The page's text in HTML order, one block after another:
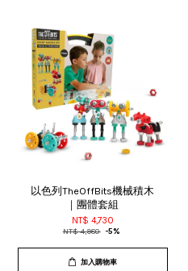
以色列TheOffBits機械積木
｜團體套組
NT$ 4,730
NT$ 4,980 -5%
加入購物車